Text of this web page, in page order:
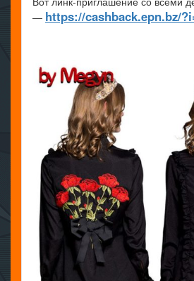
— https://cashback.epn.bz/